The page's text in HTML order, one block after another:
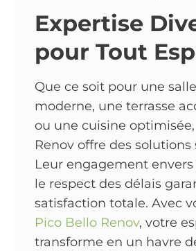
Expertise
pour Tout
Que ce soit pour une
moderne, une terrasse
ou une cuisine
Renov offre des solutions
Leur engagement
le respect des délais
satisfaction totale. Avec
Pico Bello Renov, votre
transforme en un havre